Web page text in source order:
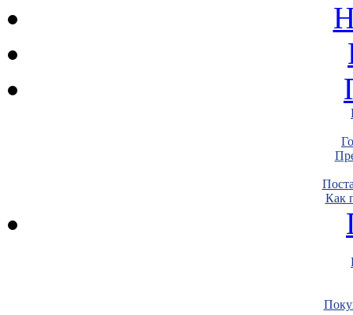
Как